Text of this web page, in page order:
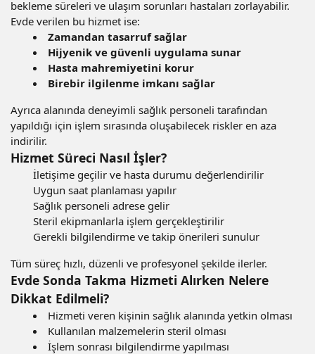
bekleme süreleri ve ulaşım sorunları hastaları zorlayabilir.
Evde verilen bu hizmet ise:
Zamandan tasarruf sağlar
Hijyenik ve güvenli uygulama sunar
Hasta mahremiyetini korur
Birebir ilgilenme imkanı sağlar
Ayrıca alanında deneyimli sağlık personeli tarafından
yapıldığı için işlem sırasında oluşabilecek riskler en aza
indirilir.
Hizmet Süreci Nasıl İşler?
İletişime geçilir ve hasta durumu değerlendirilir
Uygun saat planlaması yapılır
Sağlık personeli adrese gelir
Steril ekipmanlarla işlem gerçekleştirilir
Gerekli bilgilendirme ve takip önerileri sunulur
Tüm süreç hızlı, düzenli ve profesyonel şekilde ilerler.
Evde Sonda Takma Hizmeti Alırken Nelere
Dikkat Edilmeli?
Hizmeti veren kişinin sağlık alanında yetkin olması
Kullanılan malzemelerin steril olması
İşlem sonrası bilgilendirme yapılması